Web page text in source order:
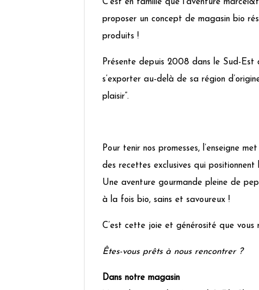
C’est en famille que l’aventure
proposer un concept de magasin bio
produits !
Présente depuis 2008 dans le Sud-Est
s’exporter au-delà de sa région
plaisir”.
Pour tenir nos promesses, l’enseigne
des recettes exclusives qui
Une aventure gourmande pleine de
à la fois bio, sains et savoureux !
C’est cette joie et générosité que
Êtes-vous prêts à nous rencontrer ?
Dans notre magasin